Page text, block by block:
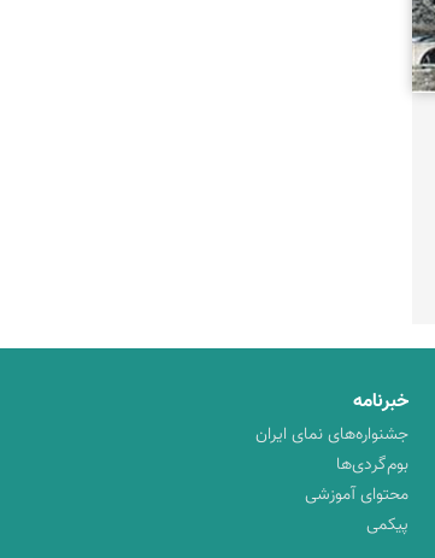
خبرنامه
جشنواره‌های نمای ایران
بوم‌گردی‌ها
محتوای آموزشی
پیکمی